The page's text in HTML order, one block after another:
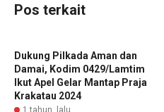
Pos terkait
Dukung Pilkada Aman dan
Damai, Kodim 0429/Lamtim
Ikut Apel Gelar Mantap Praja
Krakatau 2024
1 tahun lalu